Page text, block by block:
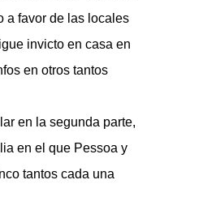
a favor de las locales
invicto en casa en
en otros tantos
en la segunda parte,
en el que Pessoa y
tantos cada una